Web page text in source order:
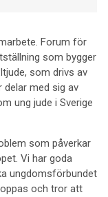
Forum för
som bygger
som drivs av
delar med sig av
ung jude i Sverige
som påverkar
Vi har goda
ungdomsförbundet
och tror att